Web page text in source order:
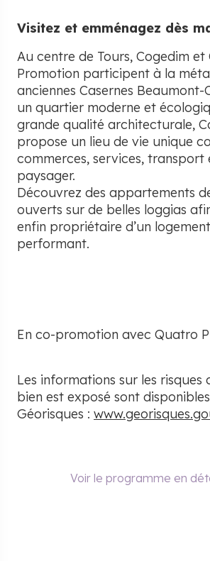
Visitez et emménagez dès
Au centre de Tours, Cogedim
Promotion participent à la
anciennes Casernes Beaumont-
un quartier moderne et
grande qualité architecturale,
propose un lieu de vie unique
commerces, services, transport
paysager.
Découvrez des appartements
ouverts sur de belles loggias
enfin propriétaire d’un
performant.
En co-promotion avec Quatro
Les informations sur les risques
bien est exposé sont
Géorisques :
Voir le programme en